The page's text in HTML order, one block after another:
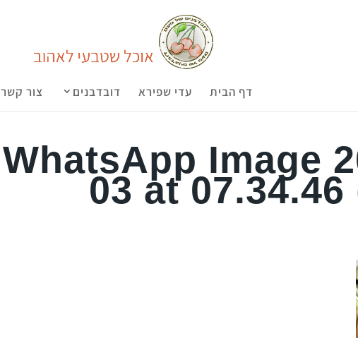
דף הבית עדי שפירא דובדבנים צור קשר
WhatsApp Image
03 at 07.34.46